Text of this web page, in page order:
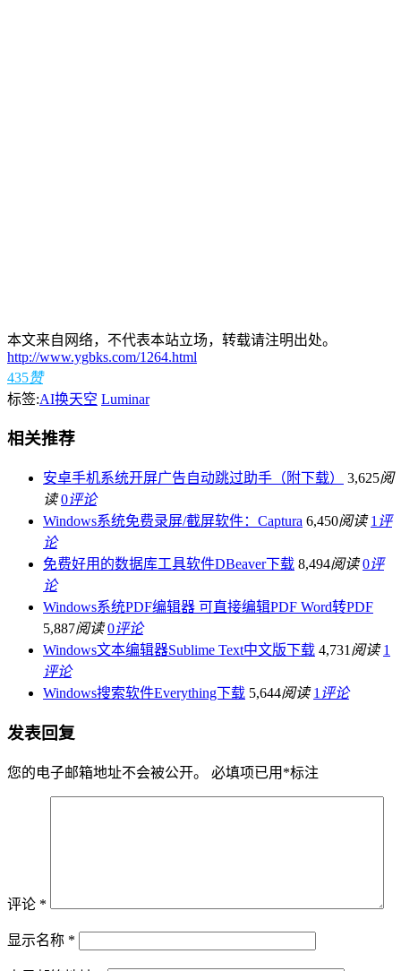
本文来自网络，不代表本站立场，转载请注明出处。
http://www.ygbks.com/1264.html
435赞
标签:AI换天空 Luminar
相关推荐
安卓手机系统开屏广告自动跳过助手（附下载） 3,625阅
读 0评论
Windows系统免费录屏/截屏软件：Captura 6,450阅读 1 评
论
免费好用的数据库工具软件DBeaver下载 8,494阅读 0评
论
Windows系统PDF编辑器 可直接编辑PDF Word转PDF
5,887阅读 0评论
Windows文本编辑器Sublime Text中文版下载 4,731 阅读 1
评论
Windows搜索软件Everything下载 5,644阅读 1 评论
发表回复
您的电子邮箱地址不会被公开。 必填项已用 *标注
评论 *
显示名称 *